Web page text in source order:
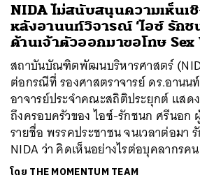
NIDA ไม่สนับสนุนความเห็นเ
หลังอานนท์วิจารณ์ ‘ไอซ์ รักช
ด้านเจ้าตัวออกมาขอโทษ
สถาบันบัณฑิตพัฒนบริหารศาสตร์
ต่อกรณีที่ รองศาสตราจารย์ ดร.อาน
อาจารย์ประจำคณะสถิติประยุกต์ แสด
ถึงครอบครัวของ ไอซ์-รักชนก ศรีนอ
รายชื่อ พรรคประชาชน จนเวลาต่อมา
NIDA ว่า คิดเห็นอย่างไรต่อบุคลากรค
โดย THE MOMENTUM TEAM